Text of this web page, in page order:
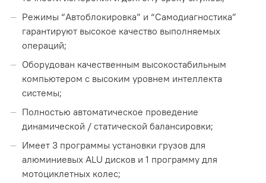
Режимы “Автоблокировка” и “Самодиагностика”
гарантируют высокое качество выполняемых
операций;
Оборудован качественным высокостабильным
компьютером с высоким уровнем интеллекта
системы;
Полностью автоматическое проведение
динамической / статической балансировки;
Имеет 3 программы установки грузов для
алюминиевых ALU дисков и 1 программу для
мотоциклетных колес;